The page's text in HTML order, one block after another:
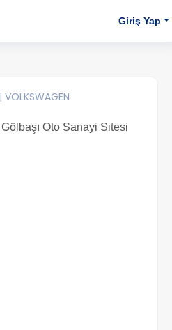
Giriş Yap
| VOLKSWAGEN
Oto Sanayi Sitesi